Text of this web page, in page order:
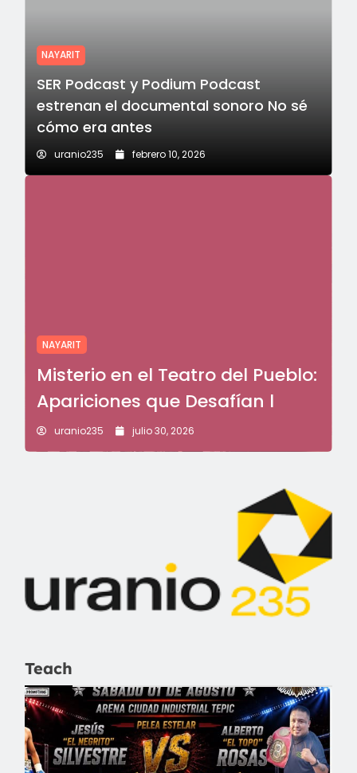
NAYARIT
SER Podcast y Podium Podcast
estrenan el documental sonoro No sé
cómo era antes
uranio235 febrero 10, 2026
NAYARIT
Misterio en el Teatro del Pueblo:
Apariciones que Desafían l
uranio235 julio 30, 2026
Teach